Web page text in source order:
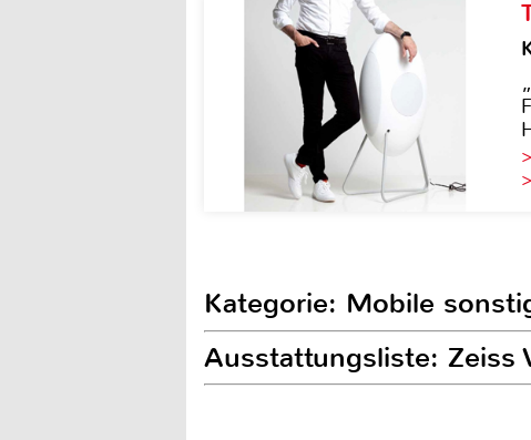
Kategorie: Mobile
Ausstattungsliste: Zeiss